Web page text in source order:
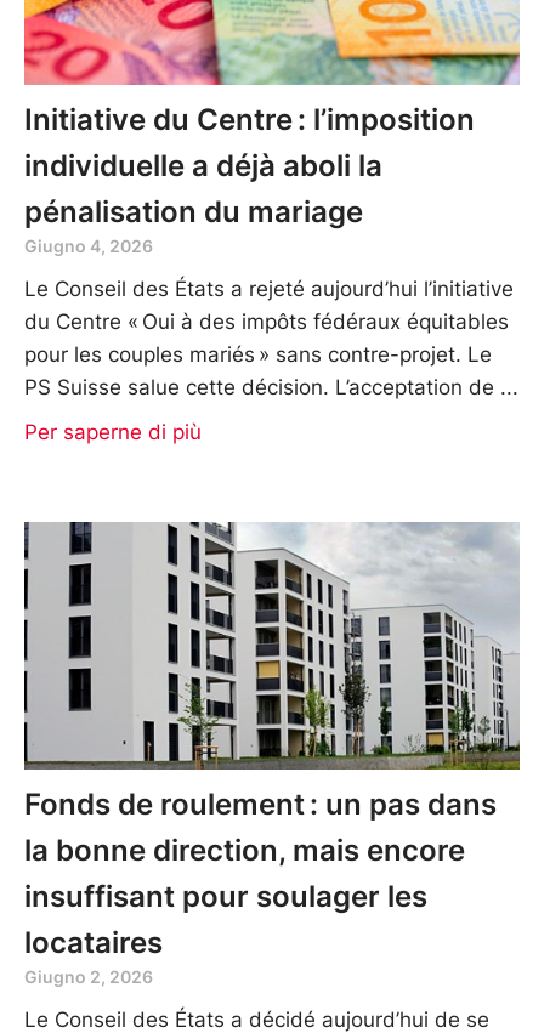
Initiative du Centre : l’imposition
individuelle a déjà aboli la
pénalisation du mariage
Giugno 4, 2026
Le Conseil des États a rejeté aujourd’hui l’initiative
du Centre « Oui à des impôts fédéraux équitables
pour les couples mariés » sans contre-projet. Le
PS Suisse salue cette décision. L’acceptation de
Per saperne di più
Fonds de roulement : un pas dans
la bonne direction, mais encore
insuffisant pour soulager les
locataires
Giugno 2, 2026
Le Conseil des États a décidé aujourd’hui de se